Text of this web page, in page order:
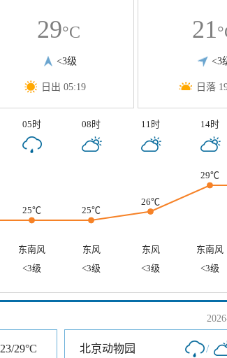
29°C
<3级
日出 05:19
21
<3
日落
05时 08时 11时 14时
25℃ 25℃
26℃
29℃
东南风 东风 东风 东南风
<3级 <3级 <3级 <3级
23/29°C 北京动物园 /